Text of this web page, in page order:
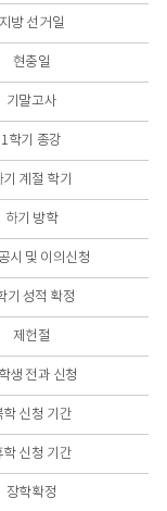
지방 선거일
현충일
기말고사
1학기 종강
기 계절 학기
하기 방학
시 및 이의신청
기 성적 확정
제헌절
생 전과 신청
학 신청 기간
학 신청 기간
장학확정